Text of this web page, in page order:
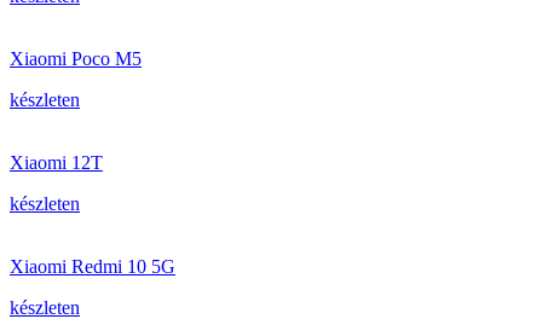
Xiaomi Poco M5
készleten
Xiaomi 12T
készleten
Xiaomi Redmi 10 5G
készleten